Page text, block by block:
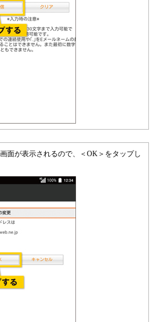
面が表示されるので、＜OK＞をタップし